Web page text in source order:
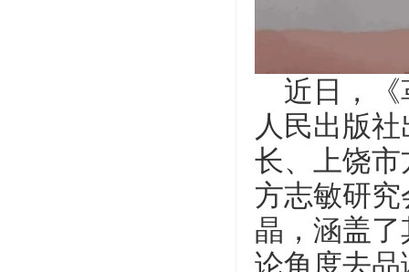
近日，
人民出版
长、上饶
方志敏研
晶，涵盖
论角度去